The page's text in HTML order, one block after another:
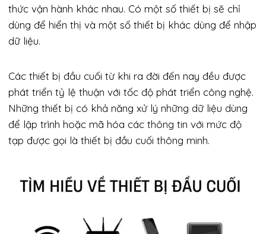
thức vận hành khác nhau. Có một số thiết bị sẽ chỉ
dùng để hiển thị và một số thiết bị khác dùng để nhập
dữ liệu.
Các thiết bị đầu cuối từ khi ra đời đến nay đều được
phát triển tỷ lệ thuận với tốc độ phát triển công nghệ.
Những thiết bị có khả năng xử lý những dữ liệu dùng
để lập trình hoặc mã hóa các thông tin với mức độ
tạp được gọi là thiết bị đầu cuối thông minh.